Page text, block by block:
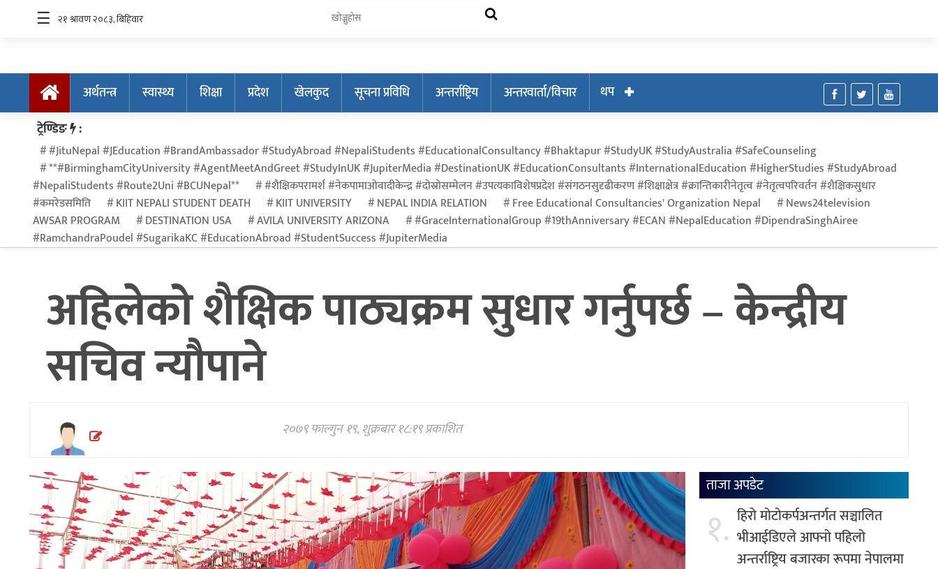
अर्थतन्त्र
स्वास्थ्य
शिक्षा
प्रदेश
खेलकुद
अन्तर्राष्ट्रिय
अन्तरवार्ता/
विचार
☰
अर्थतन्त्र स्वास्थ्य शिक्षा प्रदेश खेलकुद सूचना प्रविधि अन्तर्राष्ट्रिय अन्तरवार्ता/विचार
थप
ट्रेण्डिङ :
#JituNepal #JEducation #BrandAmbassador #StudyAbroad #NepaliStudents #EducationalConsultancy #Bhaktapur #StudyUK #StudyAustralia #SafeCounseling
**#BirminghamCityUniversity #AgentMeetAndGreet #StudyInUK #JupiterMedia #DestinationUK #EducationConsultants #InternationalEducation #HigherStudies #StudyAbroad
#NepaliStudents #Route2Uni #BCUNepal**
#शैक्षिकपरामर्श #नेकपामाओवादीकेन्द्र #दोस्रोसम्मेलन #उपत्यकाविशेषप्रदेश #संगठनसुदृढीकरण #शिक्षाक्षेत्र #क्रान्तिकारीनेतृत्व #नेतृत्वपरिवर्तन #शैक्षिकसुधार
#कमरेडसमिति
KIIT NEPALI STUDENT DEATH KIIT UNIVERSITY NEPAL INDIA RELATION Free Educational Consultancies' Organization Nepal
News24television
AWSAR PROGRAM
DESTINATION USA AVILA UNIVERSITY ARIZONA
#GraceInternationalGroup #19thAnniversary #ECAN #NepalEducation #DipendraSinghAiree
#RamchandraPoudel #SugarikaKC #EducationAbroad #StudentSuccess #JupiterMedia
अहिलेको शैक्षिक पाठ्यक्रम सुधार गर्नुपर्छ – केन्द्रीय
सचिव न्यौपाने
२०७९ फाल्गुन १९, शुक्रबार १८:१९ प्रकाशित
ताजा अपडेट
१. हिरो मोटोकर्पअन्तर्गत सञ्चालित
भीआईडिएले आफ्नो पहिलो
अन्तर्राष्ट्रिय बजारका रूपमा नेपालमा